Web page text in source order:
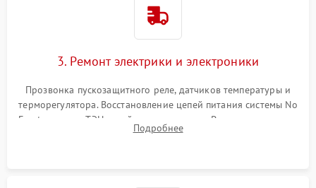
3. Ремонт электрики и электроники
Прозвонка пускозащитного реле, датчиков температуры и
терморегулятора. Восстановление цепей питания системы No
Frost, включая ТЭН оттайки и вентилятор. Ремонт или замена
платы управления при сбоях алгоритмов.
Подробнее